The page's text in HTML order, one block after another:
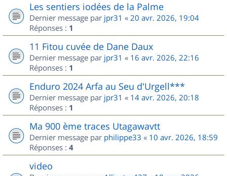
Les sentiers iodées de la Palme
Dernier message par jpr31 « 20 avr. 2026, 19:04
Réponses : 1
11 Fitou cuvée de Dane Daux
Dernier message par jpr31 « 16 avr. 2026, 22:16
Réponses : 1
Enduro 2024 Arfa au Seu d'Urgell***
Dernier message par jpr31 « 14 avr. 2026, 20:18
Réponses : 1
Ma 900 ème traces Utagawavtt
Dernier message par philippe33 « 10 avr. 2026, 18:59
Réponses : 4
video